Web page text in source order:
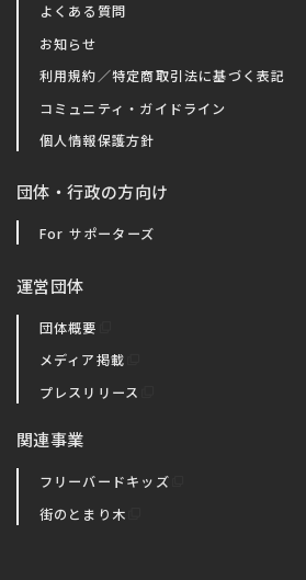
よくある質問
お知らせ
利用規約／特定商取引法に基づく表記
コミュニティ・ガイドライン
個人情報保護方針
団体・行政の方向け
For サポーターズ
運営団体
団体概要
メディア掲載
プレスリリース
関連事業
フリーバードキッズ
街のとまり木